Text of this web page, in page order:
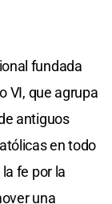
fundada
VI, que agrupa
antiguos
en todo
fe por la
una